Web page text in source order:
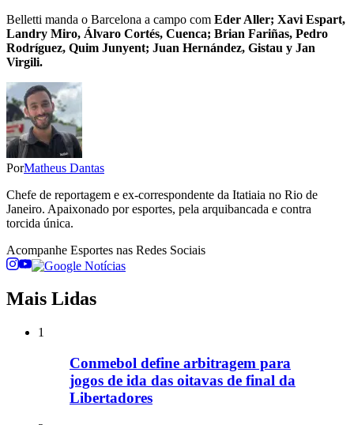
Belletti manda o Barcelona a campo com Eder Aller; Xavi Espart,
Landry Miro, Álvaro Cortés, Cuenca; Brian Fariñas, Pedro
Rodríguez, Quim Junyent; Juan Hernández, Gistau y Jan
Virgili.
PorMatheus Dantas
Chefe de reportagem e ex-correspondente da Itatiaia no Rio de
Janeiro. Apaixonado por esportes, pela arquibancada e contra
torcida única.
Acompanhe Esportes nas Redes Sociais
Mais Lidas
1
Conmebol define arbitragem para
jogos de ida das oitavas de final da
Libertadores